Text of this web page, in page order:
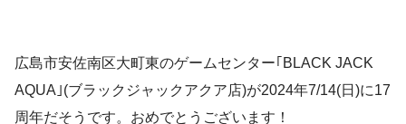
広島市安佐南区大町東のゲームセンター｢BLACK JACK
AQUA｣(ブラックジャックアクア店)が2024年7/14(日)に17
周年だそうです。おめでとうございます！